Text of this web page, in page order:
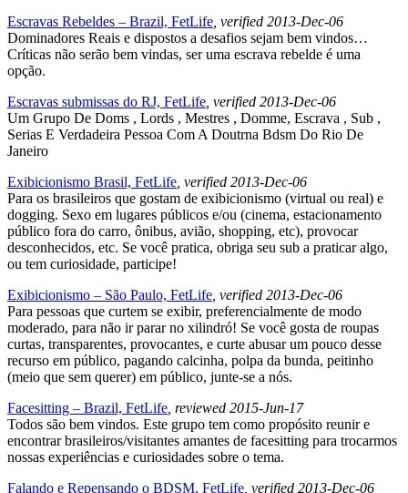
Escravas Rebeldes – Brazil, FetLife , verified 2013-Dec-06
Dominadores Reais e dispostos a desafios sejam bem vindos…
Críticas não serão bem vindas, ser uma escrava rebelde é uma
opção.
Escravas submissas do RJ, FetLife , verified 2013-Dec-06
Um Grupo De Doms , Lords , Mestres , Domme, Escrava , Sub ,
Serias E Verdadeira Pessoa Com A Doutrna Bdsm Do Rio De
Janeiro
Exibicionismo Brasil, FetLife , verified 2013-Dec-06
Para os brasileiros que gostam de exibicionismo (virtual ou real) e
dogging. Sexo em lugares públicos e/ou (cinema, estacionamento
público fora do carro, ônibus, avião, shopping, etc), provocar
desconhecidos, etc. Se você pratica, obriga seu sub a praticar algo,
ou tem curiosidade, participe!
Exibicionismo – São Paulo, FetLife , verified 2013-Dec-06
Para pessoas que curtem se exibir, preferencialmente de modo
moderado, para não ir parar no xilindró! Se você gosta de roupas
curtas, transparentes, provocantes, e curte abusar um pouco desse
recurso em público, pagando calcinha, polpa da bunda, peitinho
(meio que sem querer) em público, junte-se a nós.
Facesitting – Brazil, FetLife , reviewed 2015-Jun-17
Todos são bem vindos. Este grupo tem como propósito reunir e
encontrar brasileiros/visitantes amantes de facesitting para trocarmos
nossas experiências e curiosidades sobre o tema.
Falando e Repensando o BDSM, FetLife , verified 2013-Dec-06